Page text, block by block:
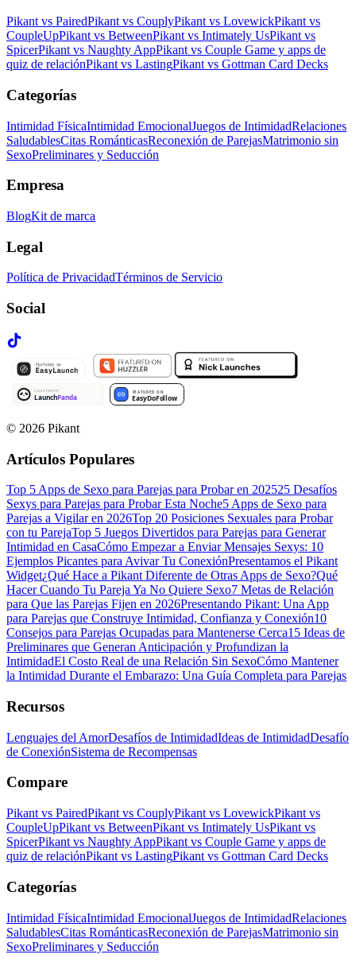
Pikant vs PairedPikant vs CouplyPikant vs LovewickPikant vs
CoupleUpPikant vs BetweenPikant vs Intimately UsPikant vs
SpicerPikant vs Naughty AppPikant vs Couple Game y apps de
quiz de relaciónPikant vs LastingPikant vs Gottman Card Decks
Categorías
Intimidad FísicaIntimidad EmocionalJuegos de IntimidadRelaciones
SaludablesCitas RománticasReconexión de ParejasMatrimonio sin
SexoPreliminares y Seducción
Empresa
BlogKit de marca
Legal
Política de PrivacidadTérminos de Servicio
Social
© 2026 Pikant
Artículos Populares
Top 5 Apps de Sexo para Parejas para Probar en 202525 Desafíos
Sexys para Parejas para Probar Esta Noche5 Apps de Sexo para
Parejas a Vigilar en 2026Top 20 Posiciones Sexuales para Probar
con tu ParejaTop 5 Juegos Divertidos para Parejas para Generar
Intimidad en CasaCómo Empezar a Enviar Mensajes Sexys: 10
Ejemplos Picantes para Avivar Tu ConexiónPresentamos el Pikant
Widget¿Qué Hace a Pikant Diferente de Otras Apps de Sexo?Qué
Hacer Cuando Tu Pareja Ya No Quiere Sexo7 Metas de Relación
para Que las Parejas Fijen en 2026Presentando Pikant: Una App
para Parejas que Construye Intimidad, Confianza y Conexión10
Consejos para Parejas Ocupadas para Mantenerse Cerca15 Ideas de
Preliminares que Generan Anticipación y Profundizan la
IntimidadEl Costo Real de una Relación Sin SexoCómo Mantener
la Intimidad Durante el Embarazo: Una Guía Completa para Parejas
Recursos
Lenguajes del AmorDesafíos de IntimidadIdeas de IntimidadDesafío
de ConexiónSistema de Recompensas
Compare
Pikant vs PairedPikant vs CouplyPikant vs LovewickPikant vs
CoupleUpPikant vs BetweenPikant vs Intimately UsPikant vs
SpicerPikant vs Naughty AppPikant vs Couple Game y apps de
quiz de relaciónPikant vs LastingPikant vs Gottman Card Decks
Categorías
Intimidad FísicaIntimidad EmocionalJuegos de IntimidadRelaciones
SaludablesCitas RománticasReconexión de ParejasMatrimonio sin
SexoPreliminares y Seducción